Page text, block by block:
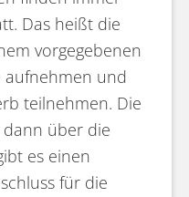
Das heißt die
vorgegebenen
aufnehmen und
teilnehmen. Die
über die
es einen
für die